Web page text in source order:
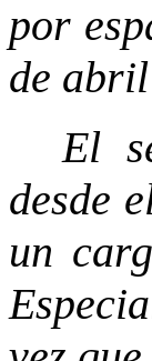
por
de
El
desde
un